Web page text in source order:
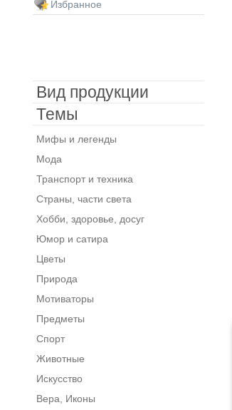
Избранное
Вид продукции
Темы
Мифы и легенды
Мода
Транспорт и техника
Страны, части света
Хобби, здоровье, досуг
Юмор и сатира
Цветы
Природа
Мотиваторы
Предметы
Спорт
Животные
Искусство
Вера, Иконы